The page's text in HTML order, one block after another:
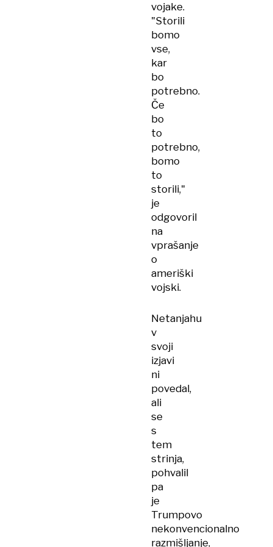
vojake.
"Storili
bomo
vse,
kar
bo
potrebno.
Če
bo
to
potrebno,
bomo
to
storili,"
je
odgovoril
na
vprašanje
o
ameriški
vojski.
Netanjahu
v
svoji
izjavi
ni
povedal,
ali
se
s
tem
strinja,
pohvalil
pa
je
Trumpovo
nekonvencionalno
razmišljanje,